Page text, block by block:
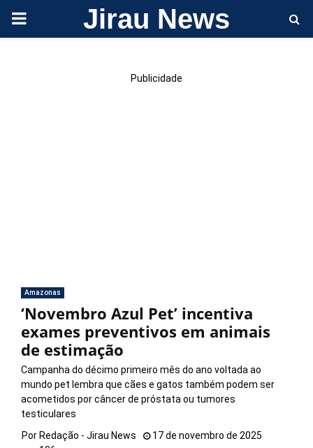
PRIMARY Jirau News
Publicidade
Amazonas
‘Novembro Azul Pet’ incentiva
exames preventivos em animais
de estimação
Campanha do décimo primeiro mês do ano voltada ao
mundo pet lembra que cães e gatos também podem ser
acometidos por câncer de próstata ou tumores
testiculares
Por Redação - Jirau News
17 de novembro de 2025